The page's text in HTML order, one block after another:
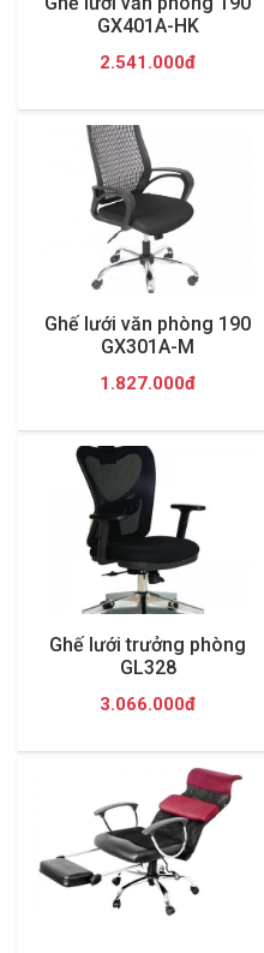
GX401A-HK
2.541.000đ
Ghế lưới văn phòng 190
GX301A-M
1.827.000đ
Ghế lưới trưởng phòng
GL328
3.066.000đ